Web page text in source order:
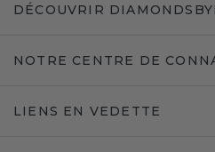
DÉCOUVRIR
NOTRE CENTRE DE
LIENS EN VEDETTE